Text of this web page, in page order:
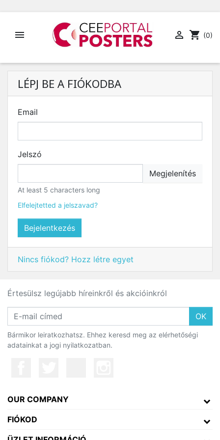
  shopping_cart (0)
LÉPJ BE A FIÓKODBA
Email
Jelszó
Megjelenítés
At least 5 characters long
Elfelejtetted a jelszavad?
Bejelentkezés
Nincs fiókod? Hozz létre egyet
Értesülsz legújabb híreinkről és akcióinkról
OK
Bármikor leiratkozhatsz. Ehhez keresd meg az elérhetőségi
adatainkat a jogi nyilatkozatban.
OUR COMPANY
FIÓKOD